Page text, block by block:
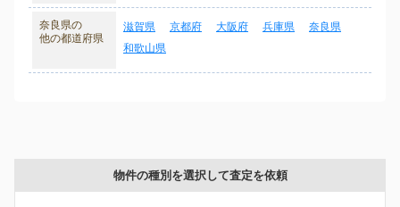
奈良県の
他の都道府県
滋賀県 京都府 大阪府 兵庫県
奈良県
和歌山県
物件の種別を選択して査定を依頼